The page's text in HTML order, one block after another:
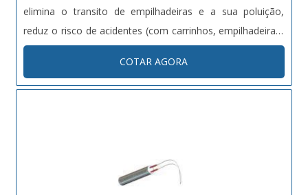
trânsito – Serviços realizados dentro das normas
garantem tranquilidade jurídica e operacional para o
equipe experiente para planejar o transporte conforme as
garantindo que cada carga seja transportada com
elimina o transito de empilhadeiras e a sua poluição,
reduz o risco de acidentes (com carrinhos, empilhadeiras)
e respectivos afastamentos. Principalmente, uma esteira
transportadora industrial - de qualquer tipo - impõe ritmo
e continuidade ao tra....
COTAR AGORA